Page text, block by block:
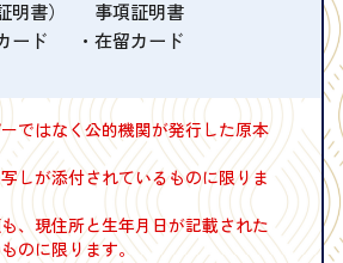
明書）
事項証明書
ード
在留カード
ではなく公的機関が発行した原本
しが添付されているものに限りま
、現住所と生年月日が記載された
のに限ります。